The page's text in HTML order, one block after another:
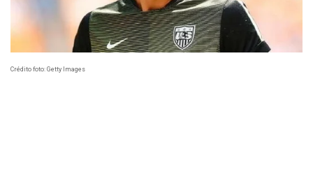
Crédito foto: Getty Images